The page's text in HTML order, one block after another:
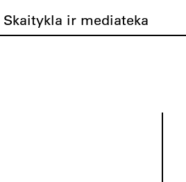
Skaitykla ir mediateka